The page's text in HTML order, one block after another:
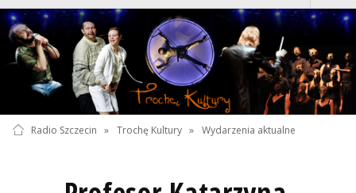
Radio Szczecin » Trochę Kultury » Wydarzenia aktualne